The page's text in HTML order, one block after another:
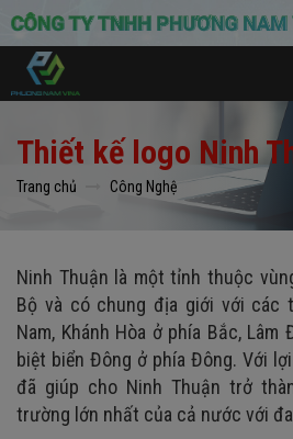
Thiết kế logo Ninh
Trang chủ Công Nghệ
Ninh Thuận là một tỉnh thuộc
Bộ và có chung địa giới với các
Nam, Khánh Hòa ở phía Bắc,
biệt biển Đông ở phía Đông. Với
đã giúp cho Ninh Thuận trở
trường lớn nhất của cả nước với